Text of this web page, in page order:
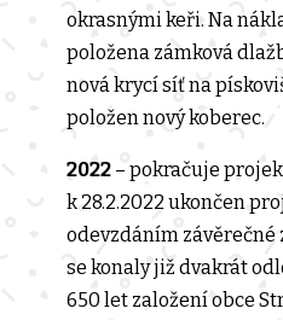
okrasnými keři. Na
položena zámková
nová krycí síť na
položen nový koberec.
2022– pokračuje
k 28.2.2022 ukončen
odevzdáním závěrečné
se konaly již dvakrát
650 let založení obce